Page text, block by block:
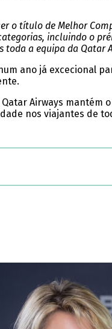
o título de Melhor
incluindo o
toda a equipa da
ano já excecional
Airways
nos viajantes de